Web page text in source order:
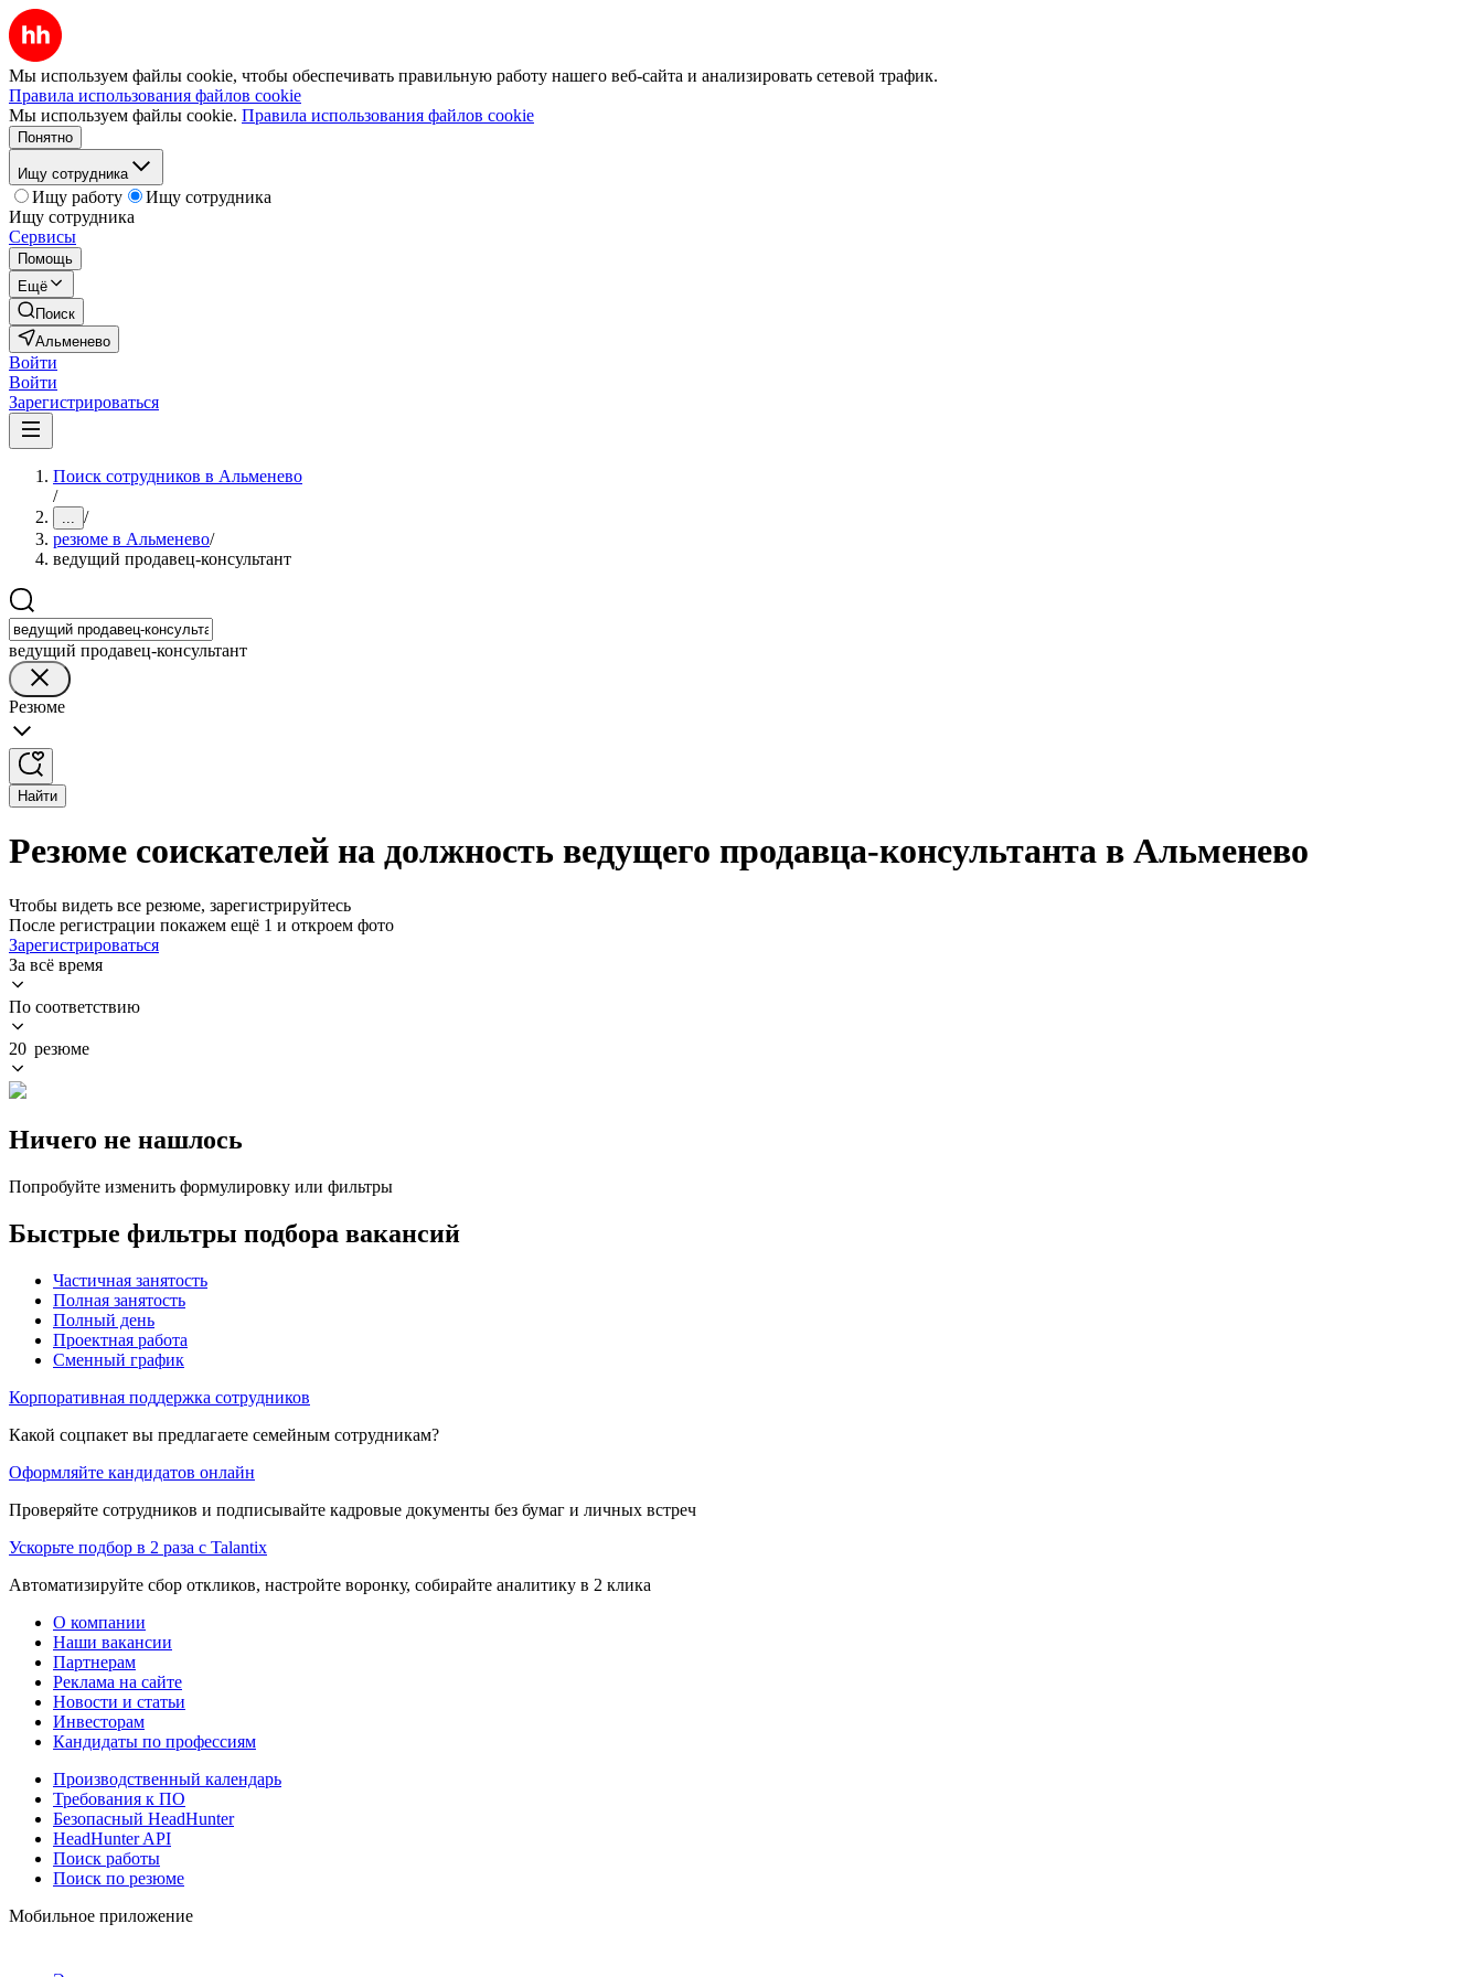
Мы используем файлы cookie, чтобы обеспечивать правильную работу нашего веб-сайта и анализировать сетевой трафик.
Правила использования файлов cookie
Мы используем файлы cookie. Правила использования файлов cookie
Понятно
Ищу сотрудника
Ищу работу
Ищу сотрудника
Ищу сотрудника
Сервисы
Помощь
Ещё
Поиск
Альменево
Войти
Войти
Зарегистрироваться
Поиск сотрудников в Альменево
/
... /
резюме в Альменево/
ведущий продавец-консультант
ведущий продавец-консультант
Резюме
Найти
Резюме соискателей на должность ведущего продавца-консультанта в Альменево
Чтобы видеть все резюме, зарегистрируйтесь
После регистрации покажем ещё 1 и откроем фото
Зарегистрироваться
За всё время
По соответствию
20 резюме
Ничего не нашлось
Попробуйте изменить формулировку или фильтры
Быстрые фильтры подбора вакансий
Частичная занятость
Полная занятость
Полный день
Проектная работа
Сменный график
Корпоративная поддержка сотрудников
Какой соцпакет вы предлагаете семейным сотрудникам?
Оформляйте кандидатов онлайн
Проверяйте сотрудников и подписывайте кадровые документы без бумаг и личных встреч
Ускорьте подбор в 2 раза с Talantix
Автоматизируйте сбор откликов, настройте воронку, собирайте аналитику в 2 клика
О компании
Наши вакансии
Партнерам
Реклама на сайте
Новости и статьи
Инвесторам
Кандидаты по профессиям
Производственный календарь
Требования к ПО
Безопасный HeadHunter
HeadHunter API
Поиск работы
Поиск по резюме
Мобильное приложение